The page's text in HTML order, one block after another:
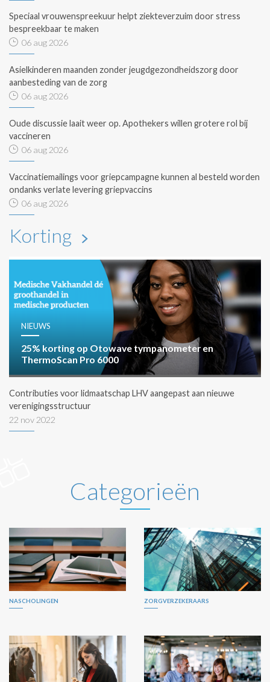
Speciaal vrouwenspreekuur helpt ziekteverzuim door stress
bespreekbaar te maken
06 aug 2026
Asielkinderen maanden zonder jeugdgezondheidszorg door
aanbesteding van de zorg
06 aug 2026
Oude discussie laait weer op. Apothekers willen grotere rol bij
vaccineren
06 aug 2026
Vaccinatiemailings voor griepcampagne kunnen al besteld worden
ondanks verlate levering griepvaccins
06 aug 2026
Korting
NIEUWS
25% korting op Otowave tympanometer en
ThermoScan Pro 6000
Contributies voor lidmaatschap LHV aangepast aan nieuwe
verenigingsstructuur
22 nov 2022
Categorieën
NASCHOLINGEN ZORGVERZEKERAARS